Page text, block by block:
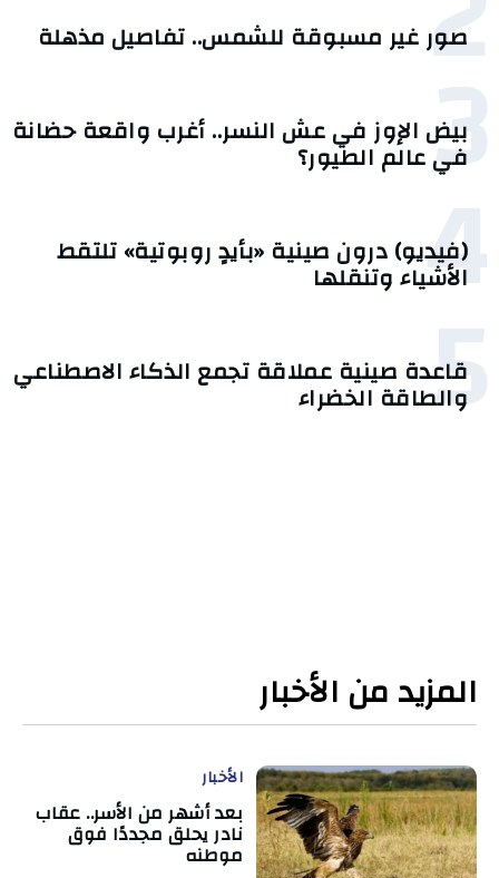
صور غير مسبوقة للشمس.. تفاصيل مذهلة
3
بيض الإوز في عش النسر.. أغرب واقعة حضانة
في عالم الطيور؟
4
(فيديو) درون صينية «بأيدٍ روبوتية» تلتقط
الأشياء وتنقلها
5
قاعدة صينية عملاقة تجمع الذكاء الاصطناعي
والطاقة الخضراء
المزيد من الأخبار
الأخبار
بعد أشهر من الأسر.. عقاب
نادر يحلق مجددًا فوق
موطنه